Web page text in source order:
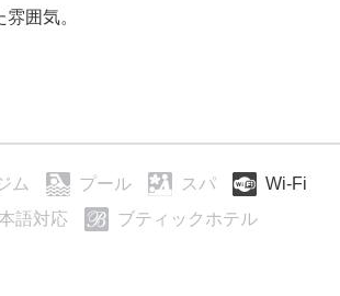
囲気。
ム プール スパ
Wi-Fi
語対応 ブティックホテル